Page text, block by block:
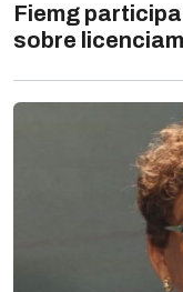
Fiemg
sobre